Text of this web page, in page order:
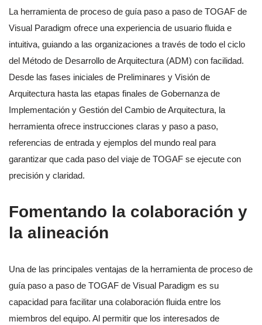
La herramienta de proceso de guía paso a paso de TOGAF de
Visual Paradigm ofrece una experiencia de usuario fluida e
intuitiva, guiando a las organizaciones a través de todo el ciclo
del Método de Desarrollo de Arquitectura (ADM) con facilidad.
Desde las fases iniciales de Preliminares y Visión de
Arquitectura hasta las etapas finales de Gobernanza de
Implementación y Gestión del Cambio de Arquitectura, la
herramienta ofrece instrucciones claras y paso a paso,
referencias de entrada y ejemplos del mundo real para
garantizar que cada paso del viaje de TOGAF se ejecute con
precisión y claridad.
Fomentando la colaboración y
la alineación
Una de las principales ventajas de la herramienta de proceso de
guía paso a paso de TOGAF de Visual Paradigm es su
capacidad para facilitar una colaboración fluida entre los
miembros del equipo. Al permitir que los interesados de